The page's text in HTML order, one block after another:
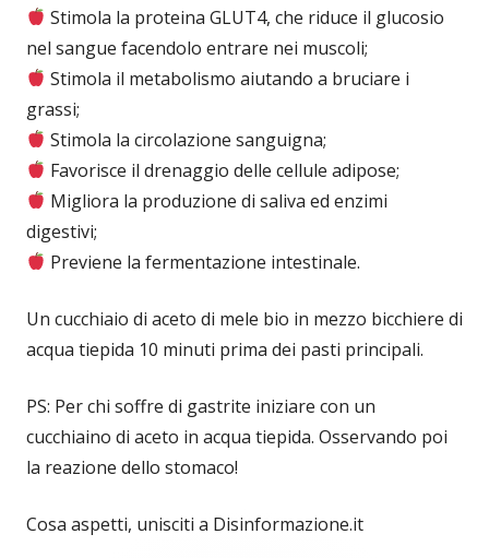
Stimola la proteina GLUT4, che riduce il glucosio
nel sangue facendolo entrare nei muscoli;
Stimola il metabolismo aiutando a bruciare i
grassi;
Stimola la circolazione sanguigna;
Favorisce il drenaggio delle cellule adipose;
Migliora la produzione di saliva ed enzimi
digestivi;
Previene la fermentazione intestinale.
Un cucchiaio di aceto di mele bio in mezzo bicchiere di
acqua tiepida 10 minuti prima dei pasti principali.
PS: Per chi soffre di gastrite iniziare con un
cucchiaino di aceto in acqua tiepida. Osservando poi
la reazione dello stomaco!
Cosa aspetti, unisciti a Disinformazione.it